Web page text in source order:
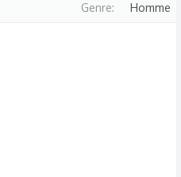
Genre
Homme